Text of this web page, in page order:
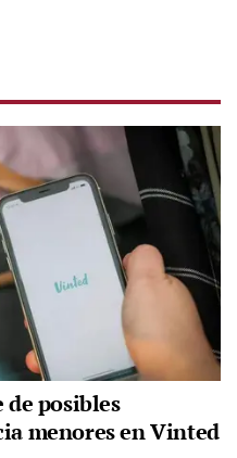
posibles
menores en Vinted